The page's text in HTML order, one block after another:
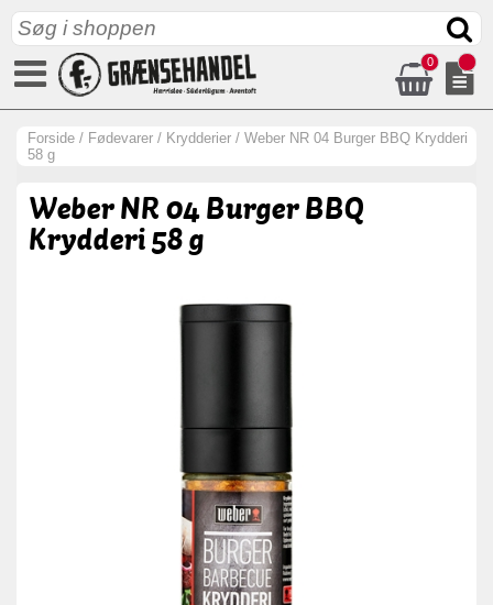
0
Forside / Fødevarer / Krydderier / Weber NR 04 Burger BBQ Krydderi
58 g
Weber NR 04 Burger BBQ
Krydderi 58 g